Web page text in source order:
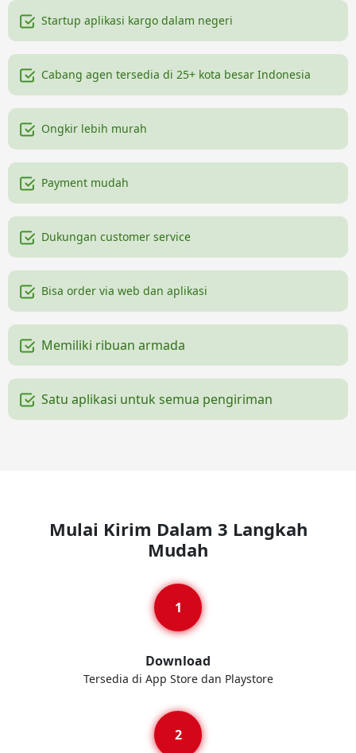
Startup aplikasi kargo dalam negeri
Cabang agen tersedia di 25+ kota besar Indonesia
Ongkir lebih murah
Payment mudah
Dukungan customer service
Bisa order via web dan aplikasi
Memiliki ribuan armada
Satu aplikasi untuk semua pengiriman
Mulai Kirim Dalam 3 Langkah
Mudah
Download
Tersedia di App Store dan Playstore